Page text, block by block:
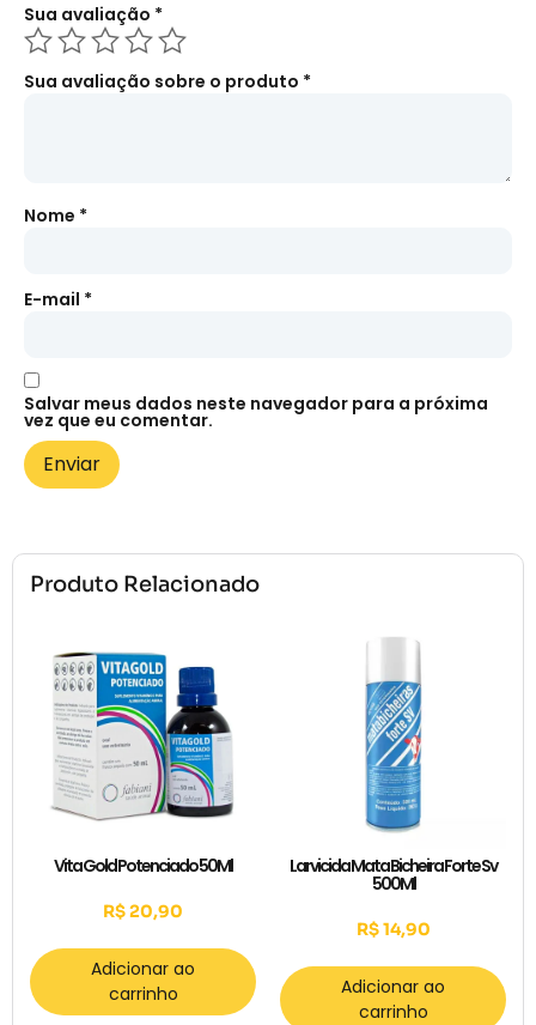
Produto Relacionado
Vita Gold Potenciado 50Ml
R$20,90
Adicionar ao
carrinho
Larvicida Mata Bicheira Forte Sv
500Ml
R$14,90
Adicionar ao
carrinho
Sua avaliação *
Sua avaliação sobre o produto *
Nome *
E-mail *
Salvar meus dados neste navegador para a próxima
vez que eu comentar.